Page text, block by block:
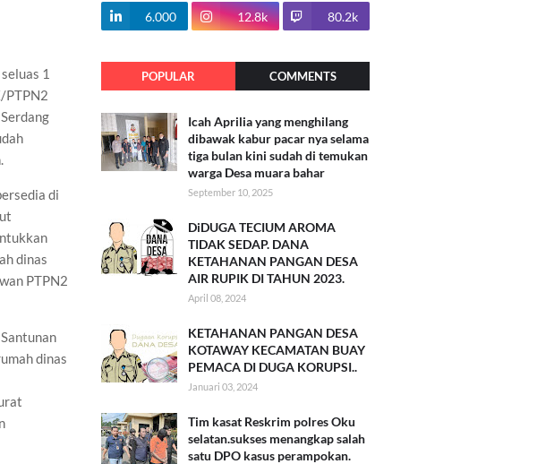
1
PTPN2
di
dinas
PTPN2
dinas
100.7k
6.000 12.8k 80.2k
POPULAR COMMENTS
Icah Aprilia yang menghilang
dibawak kabur pacar nya selama
tiga bulan kini sudah di temukan
warga Desa muara bahar
September 10, 2025
DiDUGA TECIUM AROMA
TIDAK SEDAP. DANA
KETAHANAN PANGAN DESA
AIR RUPIK DI TAHUN 2023.
April 08, 2024
KETAHANAN PANGAN DESA
KOTAWAY KECAMATAN BUAY
PEMACA DI DUGA KORUPSI..
Januari 03, 2024
Tim kasat Reskrim polres Oku
selatan.sukses menangkap salah
satu DPO kasus perampokan.